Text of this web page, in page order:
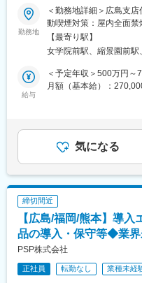
〇販売
・特定福祉用具（保険対
（1）入浴用いす
（2）浴槽用手すり
■組織構成
■研修体制：
・最初の2か月は業界や
・これまでもほとんど
サポート業務から初めて
■当社の魅力：
・働きやすさ：営業担当
ォロー体制や、書類作成
車で行うことが可能なの
■職務内容：
人工腎臓用透析液などを
での営業職をお任せし
や個人病院、血液透析
導入を勧めます。医師や
ら、製品の特徴をアピ
す。
※担当エリア：広島県/
後は拠点にて、先輩上司
に付けます。本配属後も
報共有・ノウハウ共有
■キャリアパス：
評価する制度を導入し
勤務地
＜勤務地詳細＞広島支
動喫煙対策：屋内全面禁
【最寄り駅】
女学院前駅、縮景園前駅
給与
＜予定年収＞500万円～
月額（基本給）：
残業代は時間に応じて
り、選考を通じて上下
当を含めた表記です。
気になる
締切間近
【広島/福岡/熊本】導
品の導入・保守等◆業
PSP株式会社
正社員 転勤なし 業種未経